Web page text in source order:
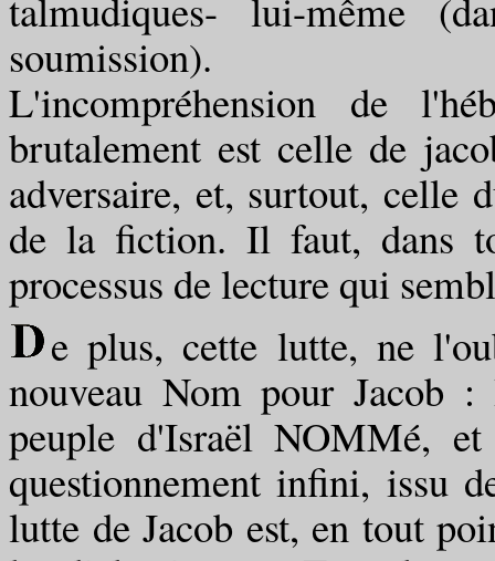
soumission).
L'incompréhension de
brutalement est celle de
adversaire, et, surtout, celle
de la fiction. Il faut, dans
processus de lecture qui
e plus, cette lutte, ne
nouveau Nom pour Jacob
peuple d'Israël NOMMé,
questionnement infini, issu
lutte de Jacob est, en tout